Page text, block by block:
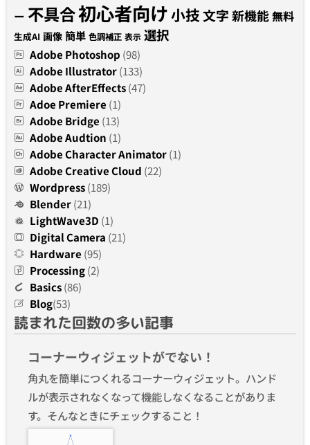
ー 不具合初心者向け小技文字新機能無料
生成AI 画像 簡単 色調補正 表示 選択
Adobe Photoshop (98)
Adobe Illustrator(133)
Adobe AfterEffects(47)
Adoe Premiere (1)
Adobe Bridge (13)
Adobe Audtion (1)
Adobe Character Animator(1)
Adobe Creative Cloud (22)
Wordpress(189)
Blender(21)
LightWave3D (1)
Digital Camera (21)
Hardware (95)
Processing(2)
Basics(86)
Blog(53)
読まれた回数の多い記事
コーナーウィジェットがでない！
角丸を簡単につくれるコーナーウィジェット。ハンド
ルが表示されなくなって機能しなくなることがありま
す。そんなときにチェックすること！